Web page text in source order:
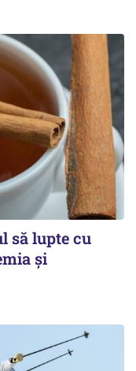
să lupte cu
și